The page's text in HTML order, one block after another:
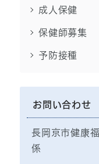
成人保健
保健師募集
予防接種
お問い合わせ
長岡京市健康
係